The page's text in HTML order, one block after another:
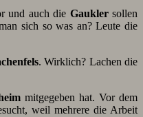
und auch die Gauklersollen
sich so was an? Leute die
. Wirklich? Lachen die
mitgegeben hat. Vor dem
weil mehrere die Arbeit